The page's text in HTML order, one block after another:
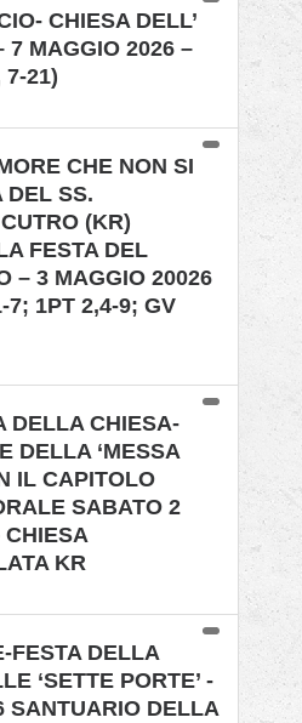
CHIESA DELL’
7 MAGGIO 2026 –
7-21)
CHE NON SI
DEL SS.
(KR)
FESTA DEL
– 3 MAGGIO 20026
7; 1PT 2,4-9; GV
DELLA CHIESA-
DELLA ‘MESSA
IL CAPITOLO
SABATO 2
CHIESA
KR
FESTA DELLA
‘SETTE PORTE’ -
SANTUARIO DELLA